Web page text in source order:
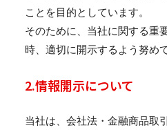
お知らせ お問い合わせ
ことを目的としています。
そのために、当社に関する重
時、適切に開示するよう努め
2.情報開示について
当社は、会社法・金融商品取